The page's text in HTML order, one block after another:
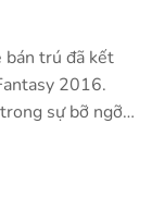
bán trú đã kết
2016.
sự bỡ ngỡ